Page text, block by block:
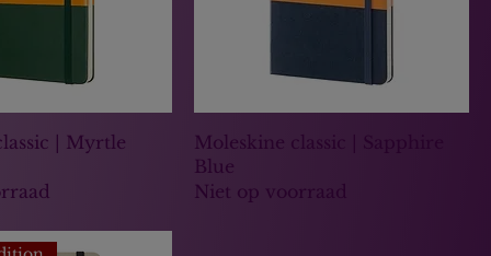
| Myrtle
Moleskine classic | Sapphire
Blue
Niet op voorraad